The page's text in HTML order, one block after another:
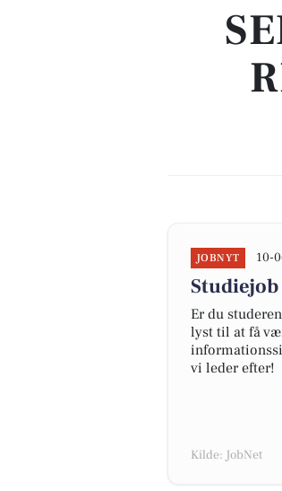
JOBNYT 10-
Er du
lyst til at få
vi leder efter!
Kilde: JobNet